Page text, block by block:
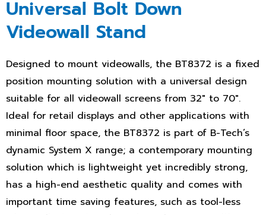
Universal Bolt Down
Videowall Stand
Designed to mount videowalls, the BT8372 is a fixed
position mounting solution with a universal design
suitable for all videowall screens from 32″ to 70″.
Ideal for retail displays and other applications with
minimal floor space, the BT8372 is part of B-Tech’s
dynamic System X range; a contemporary mounting
solution which is lightweight yet incredibly strong,
has a high-end aesthetic quality and comes with
important time saving features, such as tool-less